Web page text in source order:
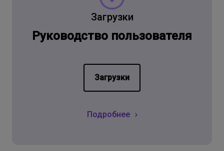
Загрузки
Руководство пользователя
Загрузки
Подробнее